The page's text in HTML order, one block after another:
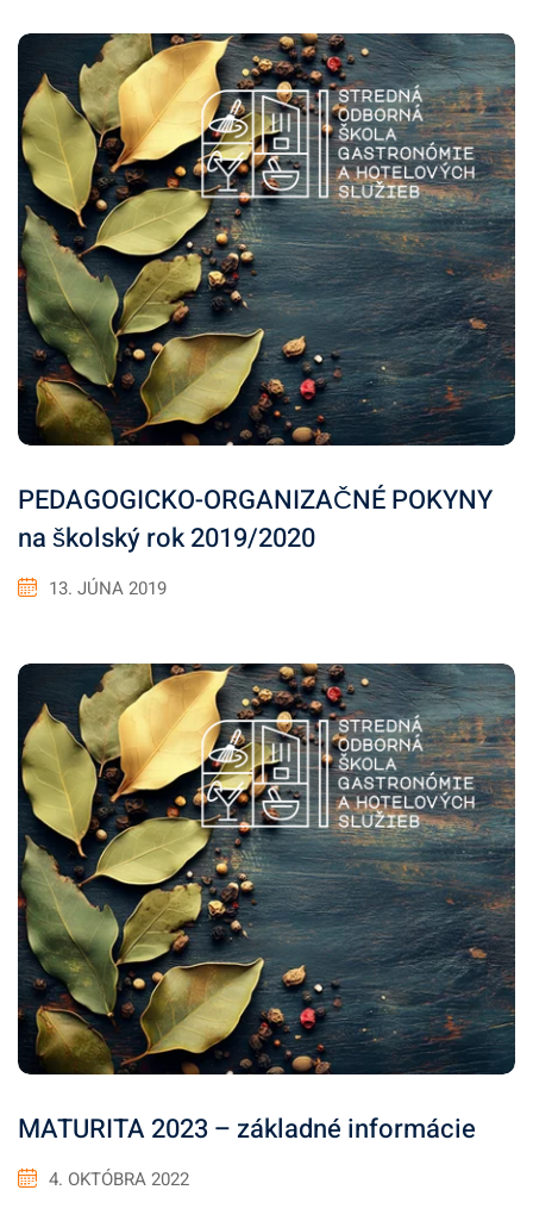
PEDAGOGICKO-ORGANIZAČNÉ POKYNY
na školský rok 2019/2020
13. JÚNA 2019
MATURITA 2023 – základné informácie
4. OKTÓBRA 2022